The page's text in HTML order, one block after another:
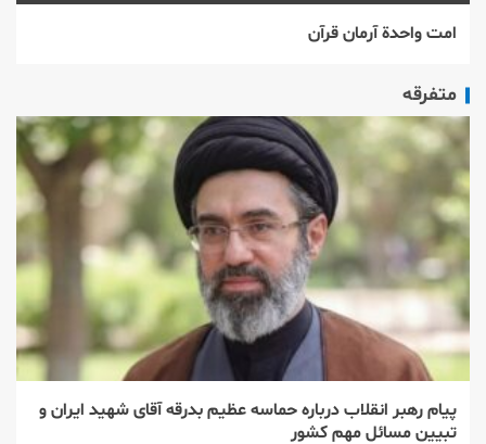
امت واحدة آرمان قرآن
متفرقه
پیام رهبر انقلاب درباره حماسه عظیم بدرقه آقای شهید ایران و
تبیین مسائل مهم کشور